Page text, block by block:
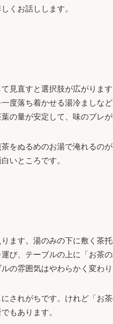
くお話しします。
見直すと選択肢が広がりま
度落ち着かせる湯冷ましな
の量が安定して、味のブレが
をぬるめのお湯で淹れるの
いところです。
ます。湯のみの下に敷く茶托
び、テーブルの上に「お茶
の雰囲気はやわらかく変わり
されがちです。けれど「お
もあります。